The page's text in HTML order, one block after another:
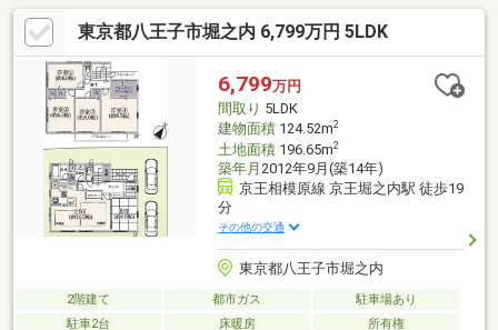
話料無料］携帯電話からもご利用できます。
東京都八王子市堀之内 6,799万円 5LDK
6,799万円
間取り 5LDK
建物面積124.52m2
土地面積196.65m2
築年月 2012年9月(築14年)
京王相模原線 京王堀之内駅 徒歩19
分
その他の交通
東京都八王子市堀之内
2階建て 都市ガス
駐車場あり
駐車2台
床暖房 所有権